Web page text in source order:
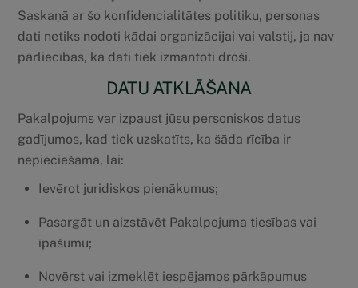
Saskaņā ar šo konfidencialitātes politiku, personas
dati netiks nodoti kādai organizācijai vai valstij, ja nav
pārliecības, ka dati tiek izmantoti droši.
DATU ATKLĀŠANA
Pakalpojums var izpaust jūsu personiskos datus
gadījumos, kad tiek uzskatīts, ka šāda rīcība ir
nepieciešama, lai:
Ievērot juridiskos pienākumus;
Pasargāt un aizstāvēt Pakalpojuma tiesības vai
īpašumu;
Novērst vai izmeklēt iespējamos pārkāpumus